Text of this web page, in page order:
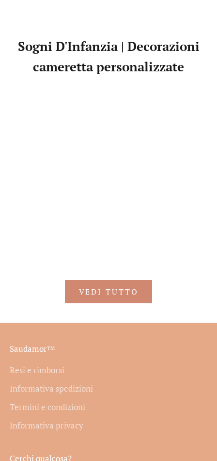
Sogni D'Infanzia | Decorazioni
cameretta personalizzate
VEDI TUTTO
Saudamor™
Resi e rimborsi
Informativa spedizioni
Termini e condizioni
Informativa privacy
Cerchi qualcosa?